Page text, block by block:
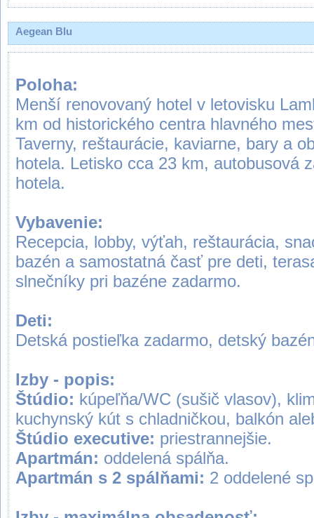
Aegean Blu
Poloha:
Menší renovovaný hotel v letovisku
km od historického centra hlavného
Taverny, reštaurácie, kaviarne, bary a
hotela. Letisko cca 23 km, autobusová
hotela.
Vybavenie:
Recepcia, lobby, výťah, reštaurácia,
bazén a samostatná časť pre deti,
slnečníky pri bazéne zadarmo.
Deti:
Detská postieľka zadarmo, detský
Izby - popis:
Štúdio: kúpeľňa/WC (sušič vlasov),
kuchynský kút s chladničkou, balkón
Štúdio executive: priestrannejšie.
Apartmán: oddelená spálňa.
Apartmán s 2 spálňami: 2 oddelené